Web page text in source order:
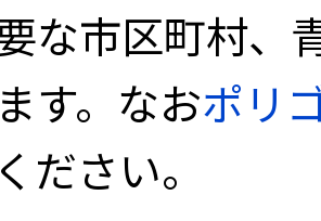
な市区町村、
す。なおポリ
ださい。